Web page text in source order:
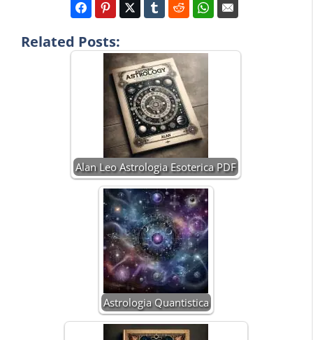
Related Posts:
Alan Leo Astrologia Esoterica PDF
Astrologia Quantistica